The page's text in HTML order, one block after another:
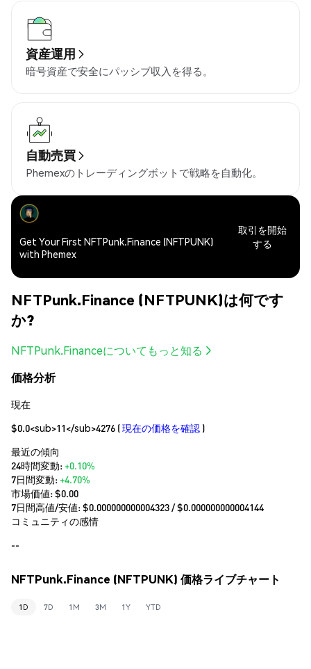
資産運用
暗号資産で安全にパッシブ収入を得る。
自動売買
Phemexのトレーディングボットで戦略を自動化。
Get Your First NFTPunk.Finance (NFTPUNK)
with Phemex
取引を開始
する
NFTPunk.Finance (NFTPUNK)は何です
か?
NFTPunk.Financeについてもっと知る
価格分析
現在
$0.0<sub>11</sub>4276 (現在の価格を確認 )
最近の傾向
24時間変動:+0.10%
7日間変動:+4.70%
市場価値:$0.00
7日間高値/安値: $0.000000000004323 / $0.000000000004144
コミュニティの感情
--
NFTPunk.Finance (NFTPUNK) 価格ライブチャート
1D 7D 1M 3M 1Y YTD